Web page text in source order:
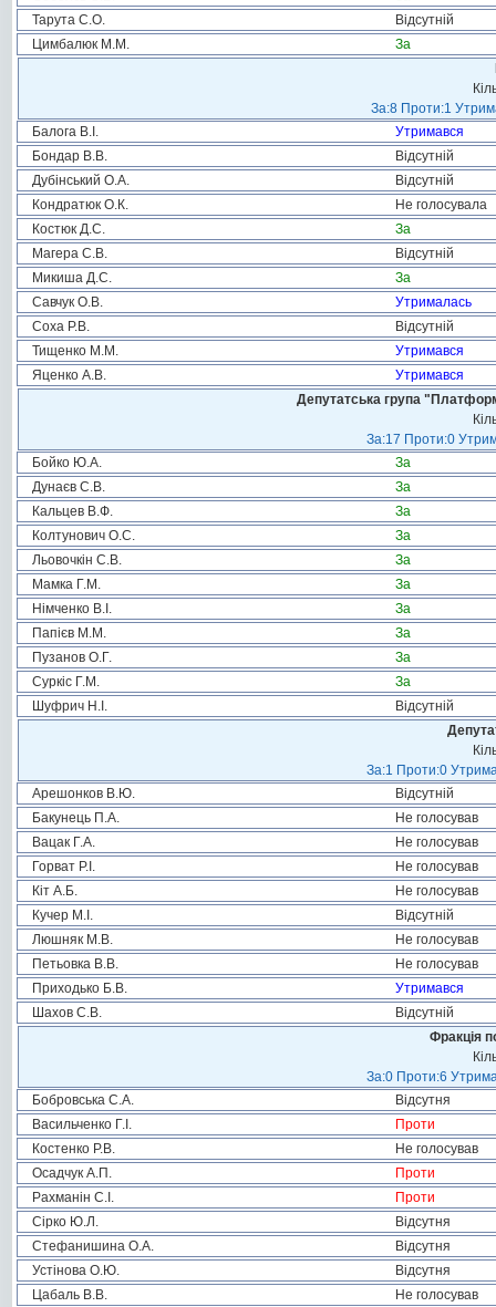
Тарута С.О.
Відсутній
Цимбалюк М.М.
За
За:8 Проти:1
Балога В.І.
Утримався
Бондар В.В.
Відсутній
Дубінський О.А.
Відсутній
Кондратюк О.К.
Не голосувала
Костюк Д.С.
За
Магера С.В.
Відсутній
Микиша Д.С.
За
Савчук О.В.
Утрималась
Соха Р.В.
Відсутній
Тищенко М.М.
Утримався
Яценко А.В.
Утримався
Депутатська група
За:17 Проти:0
Бойко Ю.А.
За
Дунаєв С.В.
За
Кальцев В.Ф.
За
Колтунович О.С.
За
Льовочкін С.В.
За
Мамка Г.М.
За
Німченко В.І.
За
Папієв М.М.
За
Пузанов О.Г.
За
Суркіс Г.М.
За
Шуфрич Н.І.
Відсутній
За:1 Проти:0
Арешонков В.Ю.
Відсутній
Бакунець П.А.
Не голосував
Вацак Г.А.
Не голосував
Горват Р.І.
Не голосував
Кіт А.Б.
Не голосував
Кучер М.І.
Відсутній
Люшняк М.В.
Не голосував
Петьовка В.В.
Не голосував
Приходько Б.В.
Утримався
Шахов С.В.
Відсутній
Фракція
За:0 Проти:6
Бобровська С.А.
Відсутня
Васильченко Г.І.
Проти
Костенко Р.В.
Не голосував
Осадчук А.П.
Проти
Рахманін С.І.
Проти
Сірко Ю.Л.
Відсутня
Стефанишина О.А.
Відсутня
Устінова О.Ю.
Відсутня
Цабаль В.В.
Не голосував